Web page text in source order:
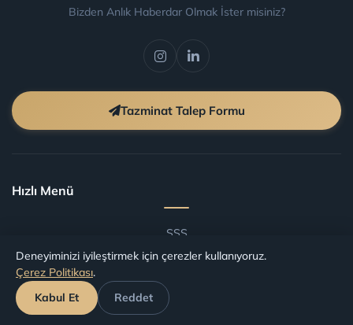
Bizden Anlık Haberdar Olmak İster misiniz?
Tazminat Talep Formu
Hızlı Menü
SSS
Blog
Şartlar ve Koşullar
Havalimanlarına Göre Tazminat
Deneyiminizi iyileştirmek için çerezler kullanıyoruz.
Çerez Politikası.
Kabul Et
Reddet